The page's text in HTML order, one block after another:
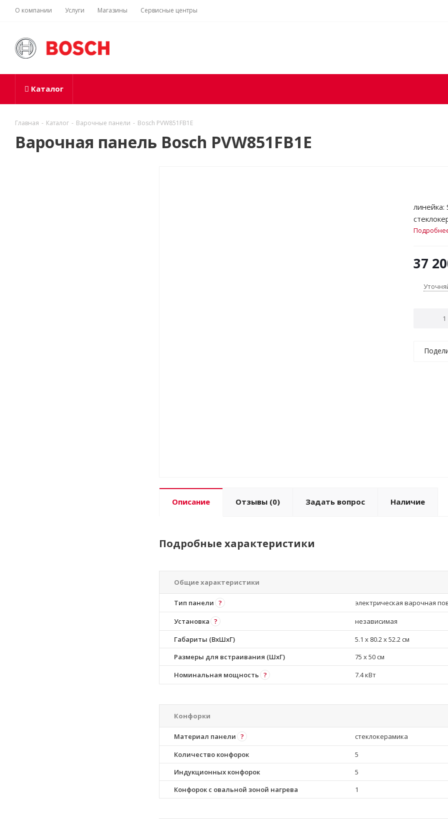
О компании Услуги Магазины Сервисные центры
Каталог
Главная - Каталог - Варочные панели - Bosch PVW851FB1E
Варочная панель Bosch PVW851FB1E
линейка:
37
Описание Отзывы (0) Задать вопрос Наличие
Подробные характеристики
Общие характеристики
Тип панели ? электрическая варочная
Установка ?
независимая
Габариты (ВхШхГ)
5.1 x 80.2 x 52.2 см
Размеры для встраивания (ШхГ)
75 x 50 см
Номинальная мощность ? 7.4 кВт
Конфорки
Материал панели ?
стеклокерамика
Количество конфорок
5
Индукционных конфорок
5
Конфорок с овальной зоной нагрева
1